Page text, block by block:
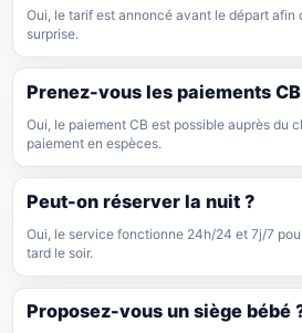
Oui, le tarif est annoncé avant le départ afin
surprise.
Prenez-vous les paiements
Oui, le paiement CB est possible auprès du
paiement en espèces.
Peut-on réserver la nuit ?
Oui, le service fonctionne 24h/24 et 7j/7
tard le soir.
Proposez-vous un siège bébé